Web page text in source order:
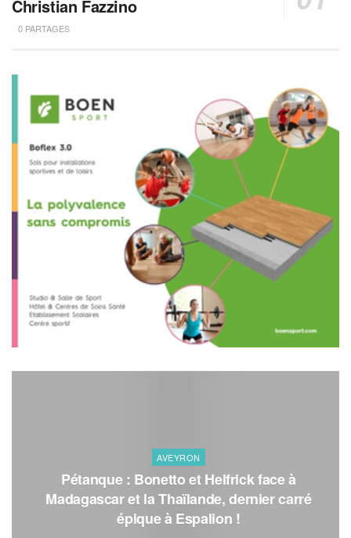
Christian Fazzino
0 PARTAGES
AVEYRON
Pétanque : Bonetto et Helfrick face à
Madagascar et la Thaïlande, dernier carré
épique à Espalion !